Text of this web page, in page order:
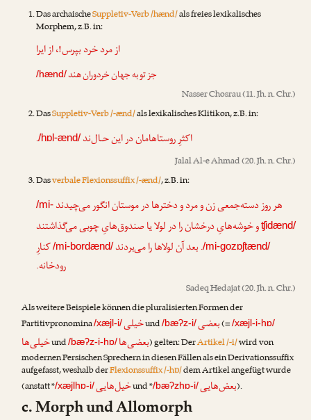
Das archaischeSuppletiv-Verb /hænd/als freies lexikalisches
Morphem, z.B. in:
از مرد خرد بپرس!، از ایرا
جز تو به جهان خردوران هند/hænd/
Nasser Chosrau(11. Jh. n. Chr.)
DasSuppletiv-Verb /-ænd/als lexikalisches Klitikon, z.B. in:
اکثرِ روستاهامان در این حـال‌ند/hɒl-ænd/
.
Jalal Al-e Ahmad(20. Jh. n. Chr.)
Dasverbale Flexionssuffix /-ænd/, z.B. in:
هر روز دسته‌جمعی زن و مرد و دخترها در موستان انگور می‌چیدند /mi-
ʧidænd/و خوشه‌هایِ درخشان را در لولا یا صندوق‌هایِ چوبی می‌گذاشتند
/mi-gozɒʃtænd/. بعد آن لولاها را می‌بردند/mi-bordænd/کنارِ
رودخانه.
Sadeq Hedajat(20. Jh. n. Chr.)
Als weitere Beispiele können die pluralisierten Formen der
Partitivpronomina/xæjl-i/خیلیund/bæʔz-i/بعضی(=/xæjl-i-hɒ/
خیلی‌هاund/bæʔz-i-hɒ/ بعضی‌ها) gelten: DerArtikel /-i/wird von
modernen Persischen Sprechern in diesen Fällen als ein Derivationssuffix
aufgefasst, weshalb derFlexionssuffix /-hɒ/dem Artikel angefügt wurde
(anstatt */xæjlhɒ-i/خیل‌هاییund */bæʔzhɒ-i/بعض‌هایی).
c. Morph und Allomorph